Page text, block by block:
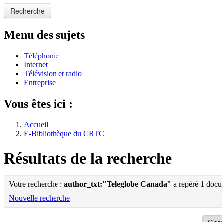
Recherche
Menu des sujets
Téléphonie
Internet
Télévision et radio
Entreprise
Vous êtes ici :
Accueil
E-Bibliothèque du CRTC
Résultats de la recherche
Votre recherche : author_txt:"Teleglobe Canada" a repéré 1
Nouvelle recherche